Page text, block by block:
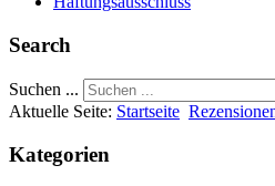
Search
Suchen ...
Aktuelle Seite: Startseite
Kategorien